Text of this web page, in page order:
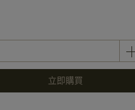
立即購買